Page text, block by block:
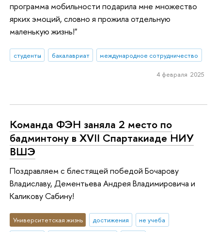
программа мобильности подарила мне множество
ярких эмоций, словно я прожила отдельную
маленькую жизнь!"
студенты бакалавриат международное сотрудничество
4 февраля 2025
Команда ФЭН заняла 2 место по
бадминтону в XVII Спартакиаде НИУ
ВШЭ
Поздравляем с блестящей победой Бочарову
Владиславу, Дементьева Андрея Владимировича и
Каликову Сабину!
Университетская жизнь достижения
не учеба